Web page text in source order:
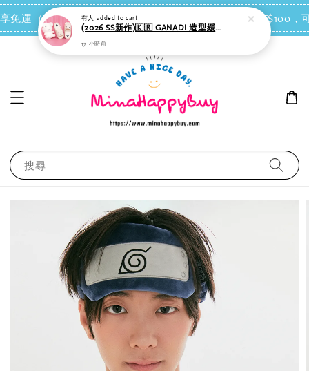
運（台灣離島地區除外） 會員每消費NT$100，
搜尋
有人added to cart